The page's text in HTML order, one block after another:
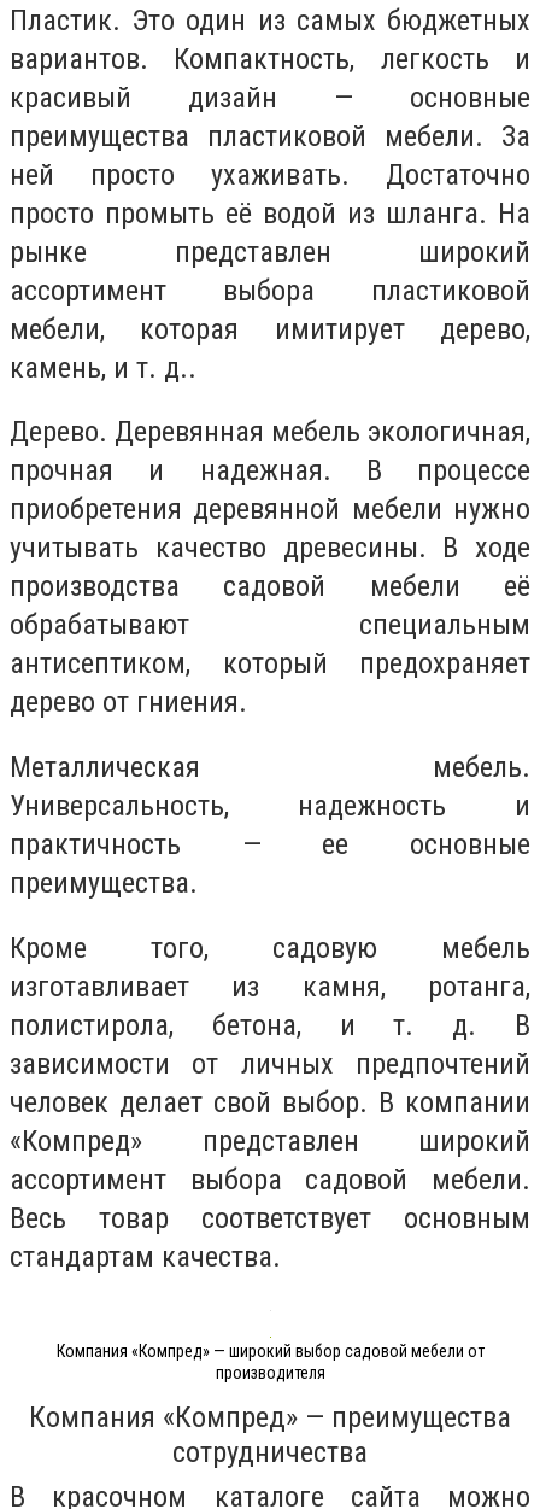
Пластик. Это один из самых бюджетных
вариантов. Компактность, легкость и
красивый дизайн — основные
преимущества пластиковой мебели. За
ней просто ухаживать. Достаточно
просто промыть её водой из шланга. На
рынке представлен широкий
ассортимент выбора пластиковой
мебели, которая имитирует дерево,
камень, и т. д..
Дерево. Деревянная мебель экологичная,
прочная и надежная. В процессе
приобретения деревянной мебели нужно
учитывать качество древесины. В ходе
производства садовой мебели её
обрабатывают специальным
антисептиком, который предохраняет
дерево от гниения.
Металлическая мебель.
Универсальность, надежность и
практичность — ее основные
преимущества.
Кроме того, садовую мебель
изготавливает из камня, ротанга,
полистирола, бетона, и т. д. В
зависимости от личных предпочтений
человек делает свой выбор. В компании
«Компред» представлен широкий
ассортимент выбора садовой мебели.
Весь товар соответствует основным
стандартам качества.
Компания «Компред» — широкий выбор садовой мебели от
производителя
Компания «Компред» — преимущества
сотрудничества
В красочном каталоге сайта можно